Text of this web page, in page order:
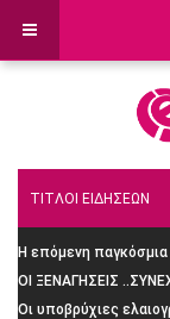
ΤΙΤΛΟΙ ΕΙΔΗΣΕΩΝ
Η επόμενη παγκόσμια
ΟΙ ΞΕΝΑΓΗΣΕΙΣ
Οι υποβρύχιες